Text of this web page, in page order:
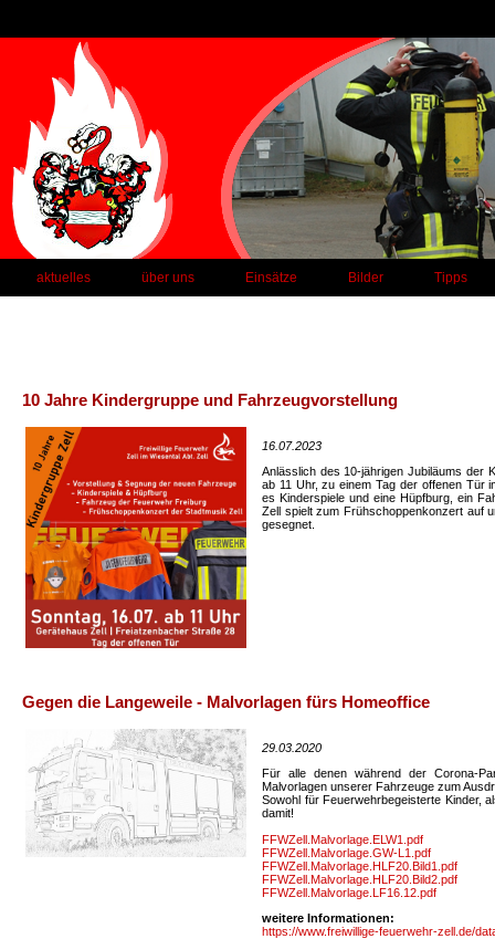
aktuelles über uns Einsätze Bilder Tipps
10 Jahre Kindergruppe und Fahrzeugvorstellung
16.07.2023
Anlässlich des 10-jährigen Jubiläums der
ab 11 Uhr, zu einem Tag der offenen Tür
es Kinderspiele und eine Hüpfburg, ein
Zell spielt zum Frühschoppenkonzert auf
gesegnet.
Gegen die Langeweile - Malvorlagen fürs Homeoffice
29.03.2020
Für alle denen während der Corona-
Malvorlagen unserer Fahrzeuge zum
Sowohl für Feuerwehrbegeisterte Kinder,
damit!
FFWZell.Malvorlage.ELW1.pdf
FFWZell.Malvorlage.GW-L1.pdf
FFWZell.Malvorlage.HLF20.Bild1.pdf
FFWZell.Malvorlage.HLF20.Bild2.pdf
FFWZell.Malvorlage.LF16.12.pdf
weitere Informationen:
https://www.freiwillige-feuerwehr-zell.de/